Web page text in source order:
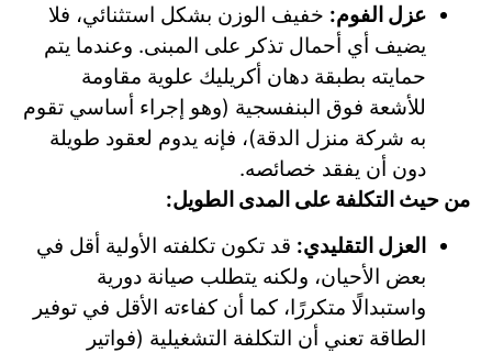
عزل الفوم: خفيف الوزن بشكل استثنائي، فلا
يضيف أي أحمال تذكر على المبنى. وعندما يتم
حمايته بطبقة دهان أكريليك علوية مقاومة
للأشعة فوق البنفسجية (وهو إجراء أساسي تقوم
به شركة منزل الدقة)، فإنه يدوم لعقود طويلة
دون أن يفقد خصائصه.
من حيث التكلفة على المدى الطويل:
العزل التقليدي: قد تكون تكلفته الأولية أقل في
بعض الأحيان، ولكنه يتطلب صيانة دورية
واستبدالًا متكررًا، كما أن كفاءته الأقل في توفير
الطاقة تعني أن التكلفة التشغيلية (فواتير